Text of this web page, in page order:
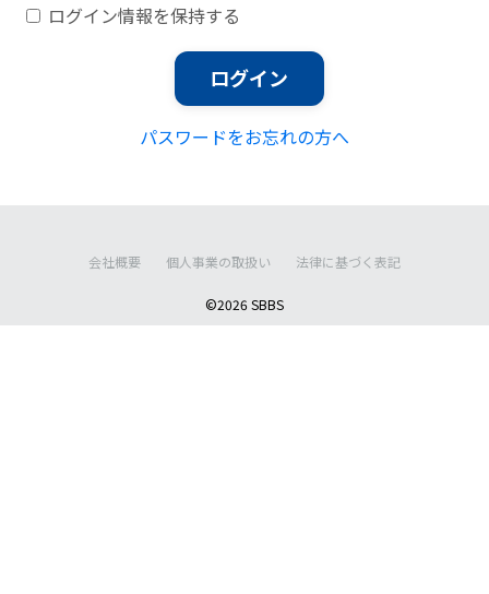
ログイン情報を保持する
ログイン
パスワードをお忘れの方へ
会社概要 個人事業の取扱い 法律に基づく表記
©2026 SBBS